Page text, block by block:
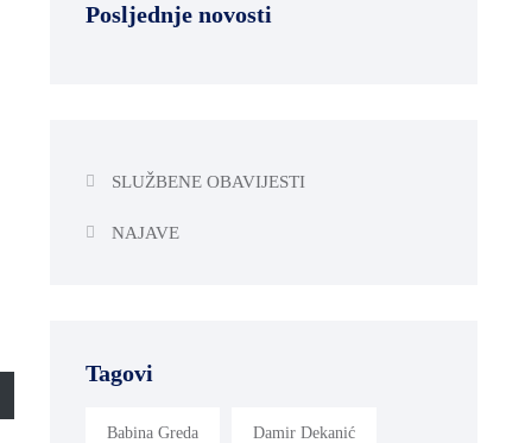
Posljednje novosti
SLUŽBENE OBAVIJESTI
NAJAVE
Tagovi
Babina Greda Damir Dekanić